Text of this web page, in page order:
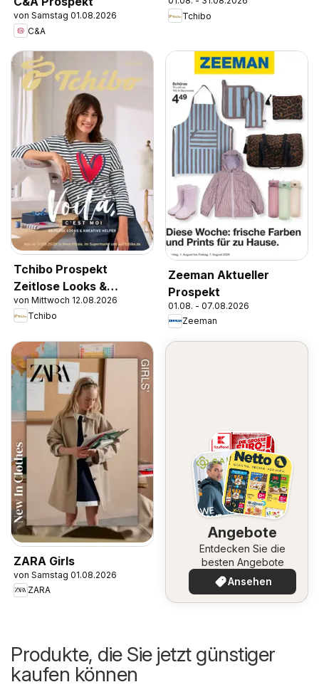
von Samstag 01.08.2026
C&A
Tchibo
Tchibo Prospekt
Zeitlose Looks &
Kreative Helfer
von Mittwoch 12.08.2026
Tchibo
Zeeman Aktueller
Prospekt
01.08. - 07.08.2026
Zeeman
ZARA Girls
von Samstag 01.08.2026
ZARA
Angebote
Entdecken Sie die
besten Angebote
Ansehen
Produkte, die Sie jetzt günstiger
kaufen können